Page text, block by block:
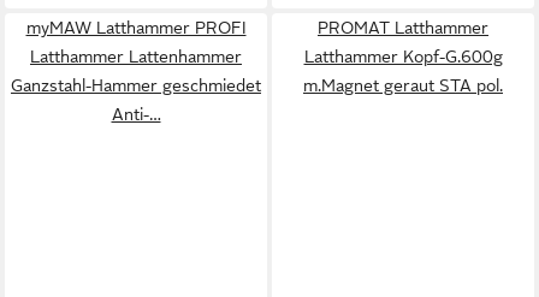
myMAW Latthammer PROFI
Latthammer Lattenhammer
Ganzstahl-Hammer geschmiedet
Anti-…
PROMAT Latthammer
Latthammer Kopf-G.600g
m.Magnet geraut STA pol.